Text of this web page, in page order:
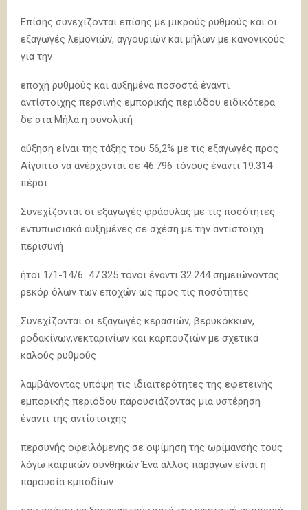
Επίσης συνεχίζονται επίσης με μικρούς ρυθμούς και οι
εξαγωγές λεμονιών, αγγουριών και μήλων με κανονικούς
για την
εποχή ρυθμούς και αυξημένα ποσοστά έναντι
αντίστοιχης περσινής εμπορικής περιόδου ειδικότερα
δε στα Μήλα η συνολική
αύξηση είναι της τάξης του 56,2% με τις εξαγωγές προς
Αίγυπτο να ανέρχονται σε 46.796 τόνους έναντι 19.314
πέρσι
Συνεχίζονται οι εξαγωγές φράουλας με τις ποσότητες
εντυπωσιακά αυξημένες σε σχέση με την αντίστοιχη
περισυνή
ήτοι 1/1-14/6 47.325 τόνοι έναντι 32.244 σημειώνοντας
ρεκόρ όλων των εποχών ως προς τις ποσότητες
Συνεχίζονται οι εξαγωγές κερασιών, βερυκόκκων,
ροδακίνων,νεκταρινίων και καρπουζιών με σχετικά
καλούς ρυθμούς
λαμβάνοντας υπόψη τις ιδιαιτερότητες της εφετεινής
εμπορικής περιόδου παρουσιάζοντας μια υστέρηση
έναντι της αντίστοιχης
περσυνής οφειλόμενης σε οψίμηση της ωρίμανσής τους
λόγω καιρικών συνθηκών Ένα άλλος παράγων είναι η
παρουσία εμποδίων